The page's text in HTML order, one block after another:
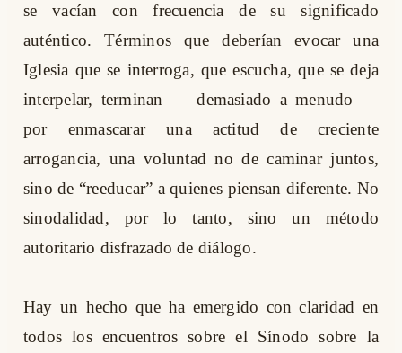
se vacían con frecuencia de su significado
auténtico. Términos que deberían evocar una
Iglesia que se interroga, que escucha, que se deja
interpelar, terminan — demasiado a menudo —
por enmascarar una actitud de creciente
arrogancia, una voluntad no de caminar juntos,
sino de “reeducar” a quienes piensan diferente. No
sinodalidad, por lo tanto, sino un método
autoritario disfrazado de diálogo.
Hay un hecho que ha emergido con claridad en
todos los encuentros sobre el Sínodo sobre la